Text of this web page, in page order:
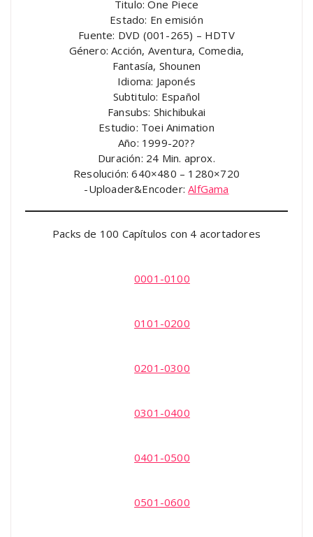
Titulo: One Piece
Estado: En emisión
Fuente: DVD (001-265) – HDTV
Género: Acción, Aventura, Comedia,
Fantasía, Shounen
Idioma: Japonés
Subtitulo: Español
Fansubs: Shichibukai
Estudio: Toei Animation
Año: 1999-20??
Duración: 24 Min. aprox.
Resolución: 640×480 – 1280×720
-Uploader&Encoder:AlfGama
Packs de 100 Capítulos con 4 acortadores
0001-0100
0101-0200
0201-0300
0301-0400
0401-0500
0501-0600